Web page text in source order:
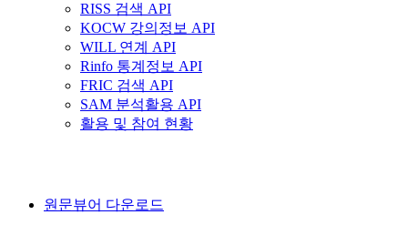
RISS 검색 API
KOCW 강의정보 API
WILL 연계 API
Rinfo 통계정보 API
FRIC 검색 API
SAM 분석활용 API
활용 및 참여 현황
원문뷰어 다운로드